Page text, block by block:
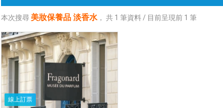
本次搜尋 美妝保養品 淡香水 ， 共 1 筆資料 / 目前呈現前 1 筆
線上訂票